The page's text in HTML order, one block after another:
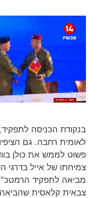
בנקודת הכניסה
לאומית רחבה. גם
פשוט לממש את כולן
צמיחתו של אייל בדרגי
מביאה לתפקיד
צבאית קלאסית שהביאה